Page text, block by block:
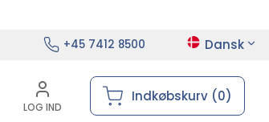
+45 7412 8500 Dansk
LOG IND
Indkøbskurv (0)